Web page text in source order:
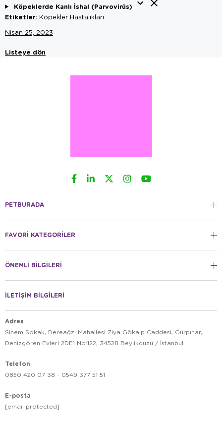
Köpeklerde Kanlı İshal (Parvovirüs)
Etiketler: Köpekler Hastalıkları
Nisan 25, 2023
Listeye dön
PETBURADA
FAVORİ KATEGORİLER
ÖNEMLİ BİLGİLERİ
İLETİŞİM BİLGİLERİ
Adres
Sinem Sokak, Dereağzı Mahallesi Ziya Gökalp Caddesi, Gürpınar,
Denizgören Evleri 2DE1 No:122, 34528 Beylikdüzü / İstanbul
Telefon
0850 420 07 38 - 0549 377 51 51
E-posta
[email protected]